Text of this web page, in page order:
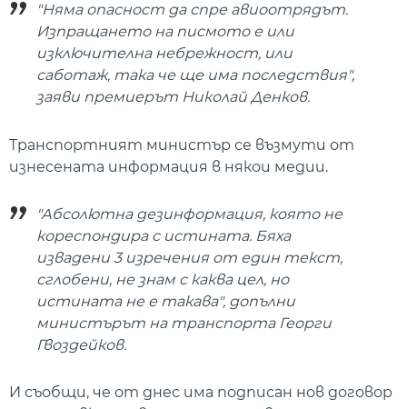
"Няма опасност да спре авиоотрядът.
Изпращането на писмото е или
изключителна небрежност, или
саботаж, така че ще има последствия",
заяви премиерът Николай Денков.
Транспортният министър се възмути от
изнесената информация в някои медии.
"Абсолютна дезинформация, която не
кореспондира с истината. Бяха
извадени 3 изречения от един текст,
сглобени, не знам с каква цел, но
истината не е такава", допълни
министърът на транспорта Георги
Гвоздейков.
И съобщи, че от днес има подписан нов договор